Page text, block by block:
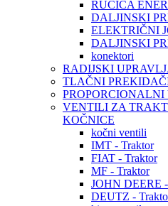
RUČICA
DALJINSKI
ELEKTRIČNI
DALJINSKI
konektori
RADIJSKI
TLAČNI
VENTILI ZA
KOČNICE
kočni ventili
IMT - Traktor
FIAT - Traktor
MF - Traktor
JOHN DEERE
DEUTZ -